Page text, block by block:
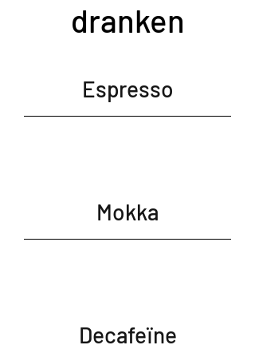
dranken
Espresso
Mokka
Decafeïne